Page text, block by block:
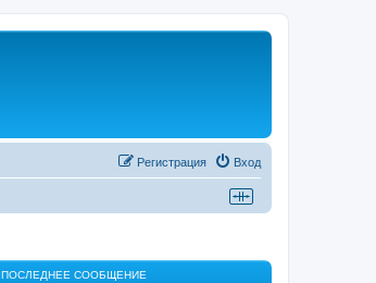
Вход
Регистрация
ПОСЛЕДНЕЕ СООБЩЕНИЕ